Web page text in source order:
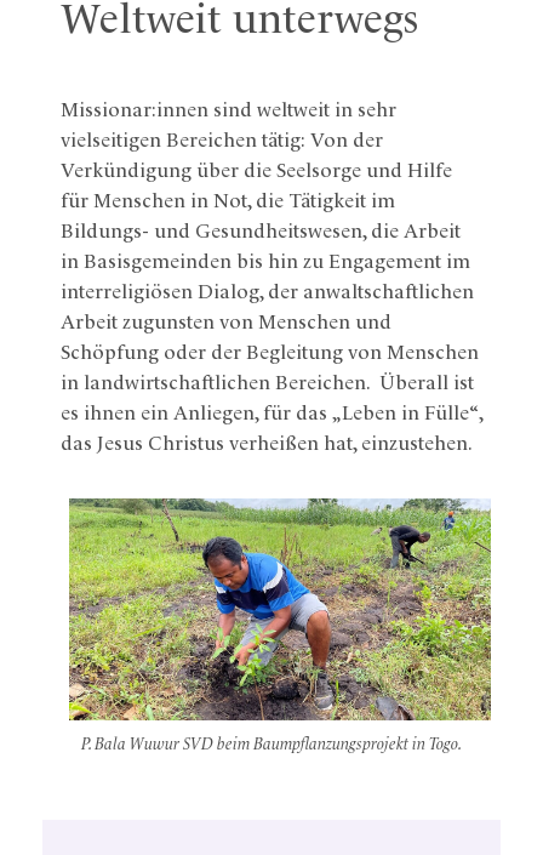
Weltweit unterwegs
Missionar:innen sind weltweit in sehr
vielseitigen Bereichen tätig: Von der
Verkündigung über die Seelsorge und Hilfe
für Menschen in Not, die Tätigkeit im
Bildungs- und Gesundheitswesen, die Arbeit
in Basisgemeinden bis hin zu Engagement im
interreligiösen Dialog, der anwaltschaftlichen
Arbeit zugunsten von Menschen und
Schöpfung oder der Begleitung von Menschen
in landwirtschaftlichen Bereichen. Überall ist
es ihnen ein Anliegen, für das „Leben in Fülle“,
das Jesus Christus verheißen hat, einzustehen.
P. Bala Wuwur SVD beim Baumpflanzungsprojekt in Togo.